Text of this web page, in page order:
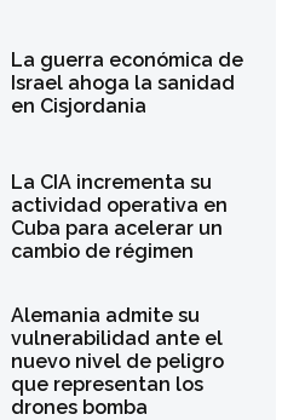
La guerra económica de
Israel ahoga la sanidad
en Cisjordania
La CIA incrementa su
actividad operativa en
Cuba para acelerar un
cambio de régimen
Alemania admite su
vulnerabilidad ante el
nuevo nivel de peligro
que representan los
drones bomba